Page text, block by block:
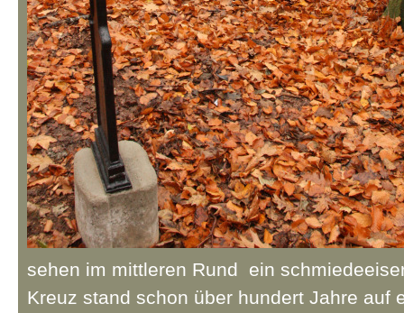
sehen im mittleren Rund ein
Kreuz stand schon über hundert Jahre auf